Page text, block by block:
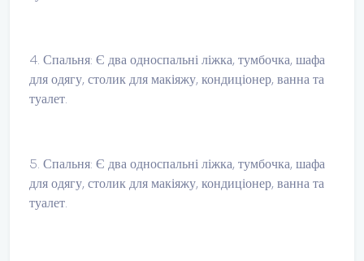
4. Спальня: Є два односпальні ліжка, тумбочка, шафа
для одягу, столик для макіяжу, кондиціонер, ванна та
туалет.
5. Спальня: Є два односпальні ліжка, тумбочка, шафа
для одягу, столик для макіяжу, кондиціонер, ванна та
туалет.